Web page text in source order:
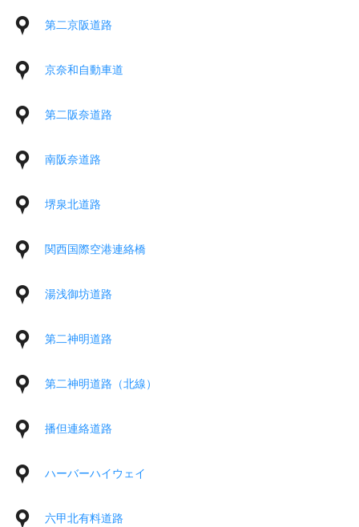
第二京阪道路
京奈和自動車道
第二阪奈道路
南阪奈道路
堺泉北道路
関西国際空港連絡橋
湯浅御坊道路
第二神明道路
第二神明道路（北線）
播但連絡道路
ハーバーハイウェイ
六甲北有料道路